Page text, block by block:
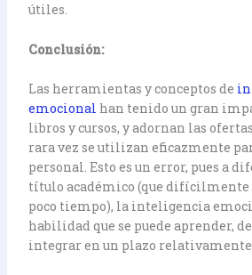
útiles.
Conclusión:
Las herramientas y conceptos de
emocional han tenido un gran
libros y cursos, y adornan las
rara vez se utilizan eficazmente
personal. Esto es un error, pues a
título académico (que difícilmente
poco tiempo), la inteligencia
habilidad que se puede aprender,
integrar en un plazo relativamente